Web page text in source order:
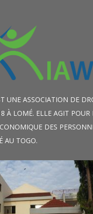
UNE ASSOCIATION DE
À LOMÉ. ELLE AGIT POUR
DES
AU TOGO.